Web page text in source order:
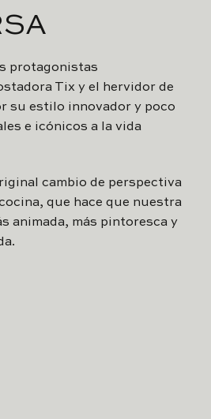
protagonistas
Tix y el hervidor de
su estilo innovador y poco
e icónicos a la vida
cambio de perspectiva
que hace que nuestra
animada, más pintoresca y